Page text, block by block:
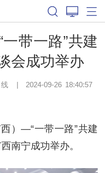
带一路”共建
会成功举办
| 2024-09-26 18:40:57
—“一带一路”共建
南宁成功举办。